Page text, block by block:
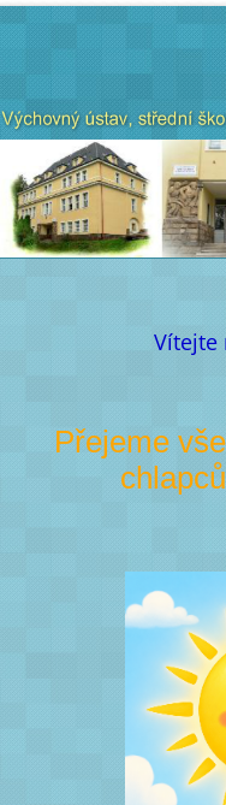
Vítejte
Přejeme